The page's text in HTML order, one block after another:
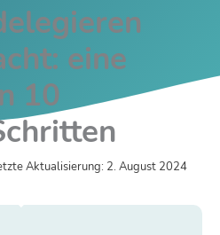
eine
10
Aktualisierung: 2. August 2024